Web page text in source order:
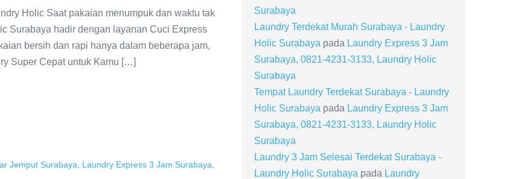
Holic Saat pakaian menumpuk dan waktu tak
Surabaya hadir dengan layanan Cuci Express
bersih dan rapi hanya dalam beberapa jam,
Super Cepat untuk Kamu […]
Jemput Surabaya Laundry Express 3 Jam Surabaya
Surabaya
Laundry Terdekat Murah Surabaya - Laundry
Holic Surabaya pada Laundry Express 3 Jam
Surabaya, 0821-4231-3133, Laundry Holic
Surabaya
Tempat Laundry Terdekat Surabaya - Laundry
Holic Surabaya pada Laundry Express 3 Jam
Surabaya, 0821-4231-3133, Laundry Holic
Surabaya
Laundry 3 Jam Selesai Terdekat Surabaya -
Laundry Holic Surabaya pada Laundry